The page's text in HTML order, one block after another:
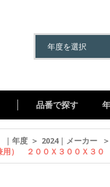
品番で探す
| 年度 ＞ 2024| メーカー ＞
用） ２００Ｘ３００Ｘ３０